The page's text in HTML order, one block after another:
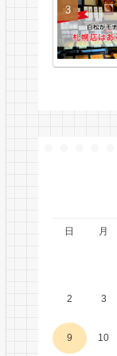
日 月
2 3
9 10